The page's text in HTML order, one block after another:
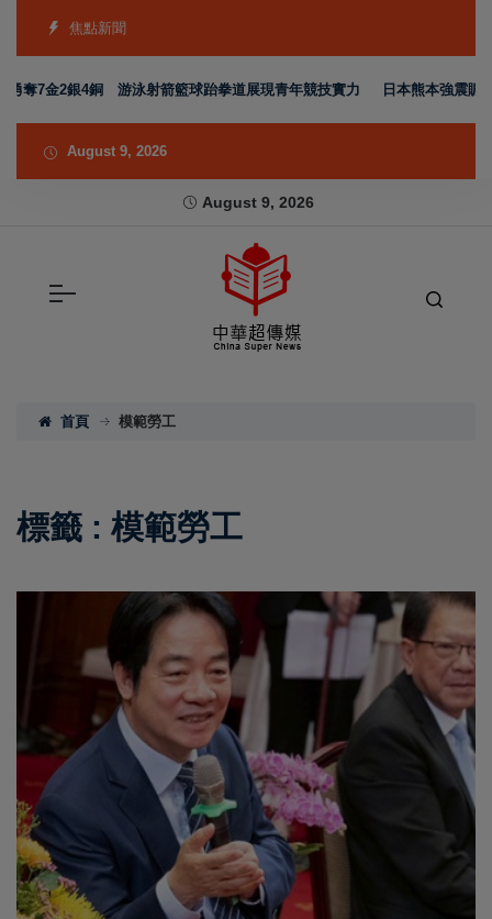
焦點新聞
奪7金2銀4銅 游泳射箭籃球跆拳道展現青年競技實力 日本熊本強震賑
August 9, 2026
August 9, 2026
首頁 模範勞工
標籤 : 模範勞工